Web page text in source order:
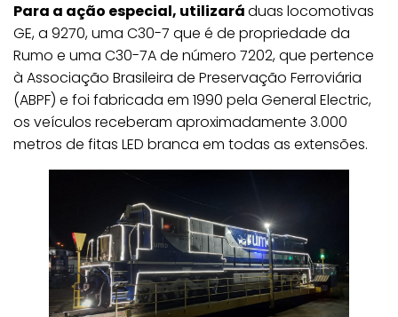
Para a ação especial, utilizaráduas locomotivas
GE, a 9270, uma C30-7 que é de propriedade da
Rumo e uma C30-7A de número 7202, que pertence
à Associação Brasileira de Preservação Ferroviária
(ABPF) e foi fabricada em 1990 pela General Electric,
os veículos receberam aproximadamente 3.000
metros de fitas LED branca em todas as extensões.